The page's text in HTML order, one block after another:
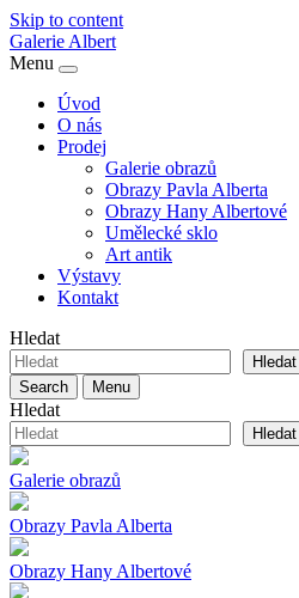
Skip to content
Galerie Albert
Menu
Úvod
O nás
Prodej
Galerie obrazů
Obrazy Pavla Alberta
Obrazy Hany Albertové
Umělecké sklo
Art antik
Výstavy
Kontakt
Hledat
Hledat
Search
Menu
Hledat
Hledat
Galerie obrazů
Obrazy Pavla Alberta
Obrazy Hany Albertové